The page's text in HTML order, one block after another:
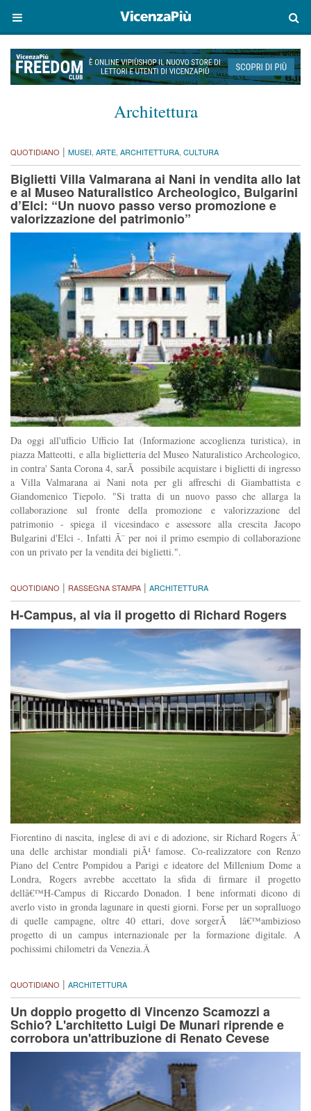
Architettura
QUOTIDIANO | MUSEI, ARTE, ARCHITETTURA, CULTURA
Biglietti Villa Valmarana ai Nani in vendita allo Iat
e al Museo Naturalistico Archeologico, Bulgarini
d’Elci: “Un nuovo passo verso promozione e
valorizzazione del patrimonio”
Da oggi all'ufficio Ufficio Iat (Informazione accoglienza turistica), in
piazza Matteotti, e alla biglietteria del Museo Naturalistico Archeologico,
in contra' Santa Corona 4, sarÃ possibile acquistare i biglietti di ingresso
a Villa Valmarana ai Nani nota per gli affreschi di Giambattista e
Giandomenico Tiepolo. "Si tratta di un nuovo passo che allarga la
collaborazione sul fronte della promozione e valorizzazione del
patrimonio - spiega il vicesindaco e assessore alla crescita Jacopo
Bulgarini d'Elci -. Infatti Ã¨ per noi il primo esempio di collaborazione
con un privato per la vendita dei biglietti.".
QUOTIDIANO | RASSEGNA STAMPA | ARCHITETTURA
H-Campus, al via il progetto di Richard Rogers
Fiorentino di nascita, inglese di avi e di adozione, sir Richard Rogers Ã¨
una delle archistar mondiali piÃ¹ famose. Co-realizzatore con Renzo
Piano del Centre Pompidou a Parigi e ideatore del Millenium Dome a
Londra, Rogers avrebbe accettato la sfida di firmare il progetto
dellâ€™H-Campus di Riccardo Donadon. I bene informati dicono di
averlo visto in gronda lagunare in questi giorni. Forse per un sopralluogo
di quelle campagne, oltre 40 ettari, dove sorgerÃ lâ€™ambizioso
progetto di un campus internazionale per la formazione digitale. A
pochissimi chilometri da Venezia.Â
QUOTIDIANO | ARCHITETTURA
Un doppio progetto di Vincenzo Scamozzi a
Schio? L'architetto Luigi De Munari riprende e
corrobora un'attribuzione di Renato Cevese